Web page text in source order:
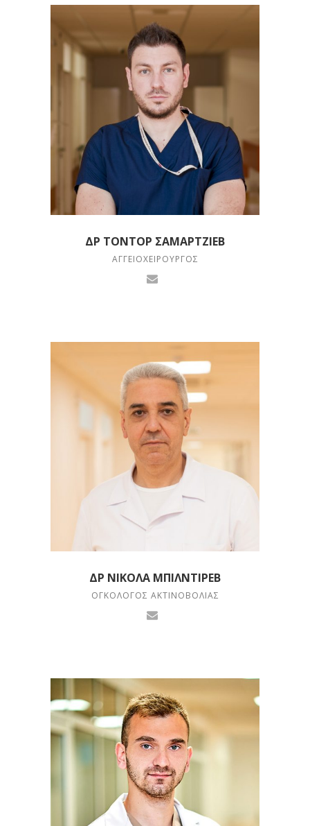
ΔΡ ΤΌΝΤΟΡ ΣΑΜΑΡΤΖΊΕΒ
ΑΓΓΕΙΟΧΕΙΡΟΥΡΓΌΣ
ΔΡ ΝΙΚΟΛΆ ΜΠΙΛΝΤΙΡΈΒ
ΟΓΚΟΛΌΓΟΣ ΑΚΤΙΝΟΒΟΛΊΑΣ